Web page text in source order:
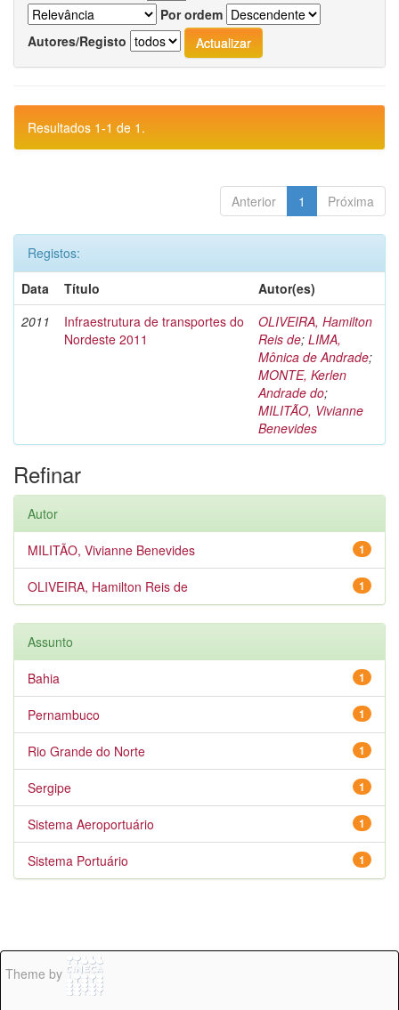
Por ordem
Autores/Registo
Resultados 1-1 de 1.
Anterior 1 Próxima
Registos:
Data
Título
Autor(es)
2011
Infraestrutura de transportes do
Nordeste 2011
OLIVEIRA, Hamilton
Reis de; LIMA,
Mônica de Andrade;
MONTE, Kerlen
Andrade do;
MILITÃO, Vivianne
Benevides
Refinar
Autor
1
MILITÃO, Vivianne Benevides
1
OLIVEIRA, Hamilton Reis de
Assunto
1
Bahia
1
Pernambuco
1
Rio Grande do Norte
1
Sergipe
1
Sistema Aeroportuário
1
Sistema Portuário
Theme by